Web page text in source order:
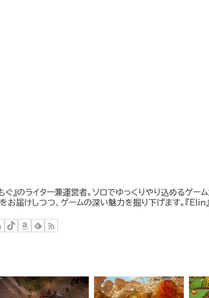
もぐ』のライター兼運営者。ソロでゆっくりやり込めるゲー
をお届けしつつ、ゲームの深い魅力を掘り下げます。『Elin